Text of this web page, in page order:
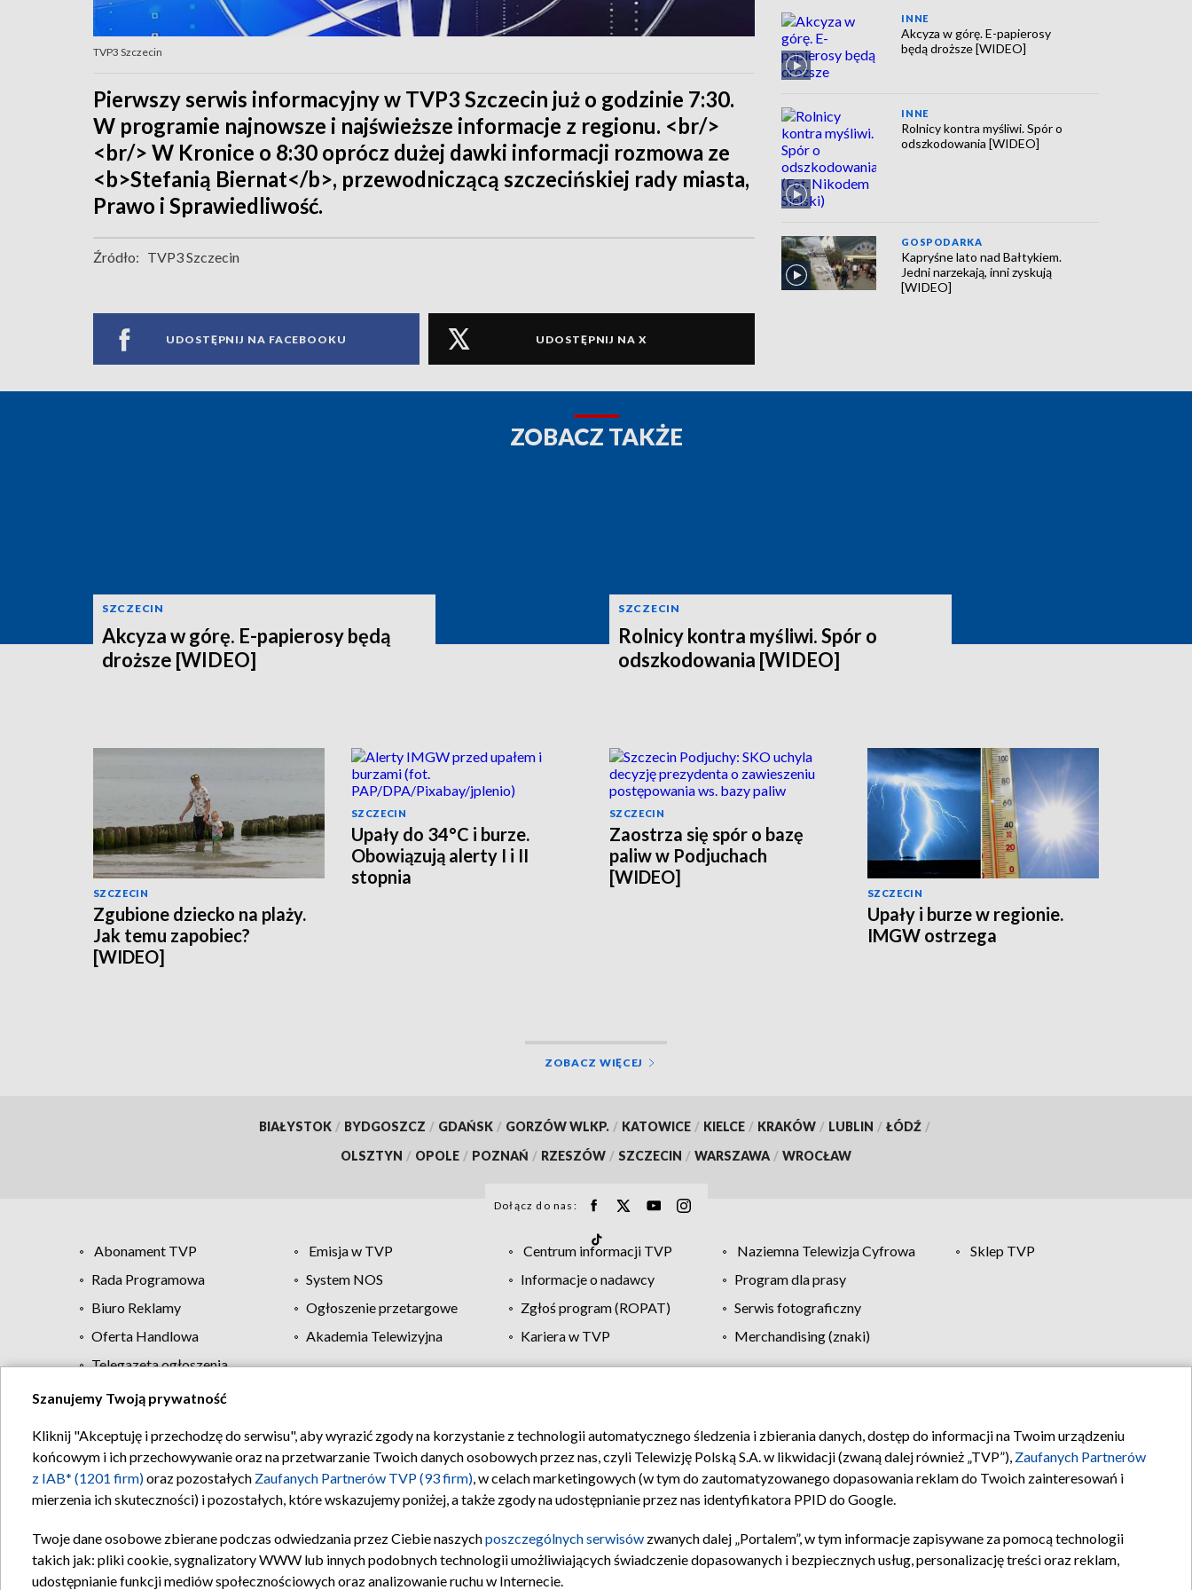
TVP3 Szczecin
Pierwszy serwis informacyjny w TVP3 Szczecin już o godzinie 7:30.
W programie najnowsze i najświeższe informacje z regionu. <br/>
<br/> W Kronice o 8:30 oprócz dużej dawki informacji rozmowa ze
<b>Stefanią Biernat</b>, przewodniczącą szczecińskiej rady miasta,
Prawo i Sprawiedliwość.
Źródło: TVP3 Szczecin
UDOSTĘPNIJ NA FACEBOOKU UDOSTĘPNIJ NA X
INNE
Akcyza w górę. E-papierosy
będą droższe [WIDEO]
INNE
Rolnicy kontra myśliwi. Spór o
odszkodowania [WIDEO]
GOSPODARKA
Kapryśne lato nad Bałtykiem.
Jedni narzekają, inni zyskują
[WIDEO]
ZOBACZ TAKŻE
SZCZECIN
Akcyza w górę. E-papierosy będą
droższe [WIDEO]
SZCZECIN
Rolnicy kontra myśliwi. Spór o
odszkodowania [WIDEO]
SZCZECIN
Zgubione dziecko na plaży.
Jak temu zapobiec?
[WIDEO]
SZCZECIN
Upały do 34°C i burze.
Obowiązują alerty I i II
stopnia
SZCZECIN
Zaostrza się spór o bazę
paliw w Podjuchach
[WIDEO]
SZCZECIN
Upały i burze w regionie.
IMGW ostrzega
ZOBACZ WIĘCEJ
BIAŁYSTOK / BYDGOSZCZ / GDAŃSK / GORZÓW WLKP. / KATOWICE / KIELCE / KRAKÓW / LUBLIN / ŁÓDŹ /
OLSZTYN / OPOLE / POZNAŃ / RZESZÓW / SZCZECIN / WARSZAWA / WROCŁAW
Dołącz do nas:
Abonament TVP Emisja w TVP Centrum informacji TVP Naziemna Telewizja Cyfrowa
Sklep TVP
Rada Programowa
System NOS Informacje o nadawcy
Program dla prasy
Biuro Reklamy
Ogłoszenie przetargowe Zgłoś program (ROPAT)
Serwis fotograficzny
Oferta Handlowa
Akademia Telewizyjna Kariera w TVP
Merchandising (znaki)
Telegazeta ogłoszenia
Regulamin TVP Polityka prywatności Moje zgody Pomoc Biuro reklamy Kontakt
Szanujemy Twoją prywatność
Kliknij "Akceptuję i przechodzę do serwisu", aby wyrazić zgody na korzystanie z technologii automatycznego śledzenia i zbierania danych, dostęp do informacji na Twoim urządzeniu
końcowym i ich przechowywanie oraz na przetwarzanie Twoich danych osobowych przez nas, czyli Telewizję Polską S.A. w likwidacji (zwaną dalej również „TVP”), Zaufanych Partnerów
z IAB* (1201 firm)oraz pozostałych Zaufanych Partnerów TVP (93 firm), w celach marketingowych (w tym do zautomatyzowanego dopasowania reklam do Twoich zainteresowań i
mierzenia ich skuteczności) i pozostałych, które wskazujemy poniżej, a także zgody na udostępnianie przez nas identyfikatora PPID do Google.
Twoje dane osobowe zbierane podczas odwiedzania przez Ciebie naszychposzczególnych serwisów zwanych dalej „Portalem”, w tym informacje zapisywane za pomocą technologii
takich jak: pliki cookie, sygnalizatory WWW lub innych podobnych technologii umożliwiających świadczenie dopasowanych i bezpiecznych usług, personalizację treści oraz reklam,
udostępnianie funkcji mediów społecznościowych oraz analizowanie ruchu w Internecie.